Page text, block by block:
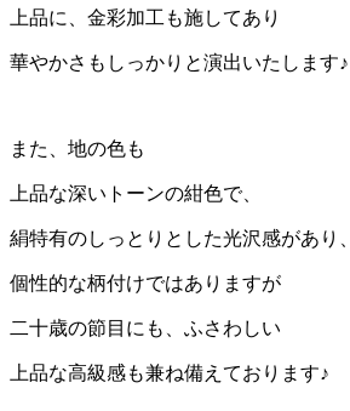
上品に、金彩加工も施してあり
華やかさもしっかりと演出いたします♪
また、地の色も
上品な深いトーンの紺色で、
絹特有のしっとりとした光沢感があり、
個性的な柄付けではありますが
二十歳の節目にも、ふさわしい
上品な高級感も兼ね備えております♪